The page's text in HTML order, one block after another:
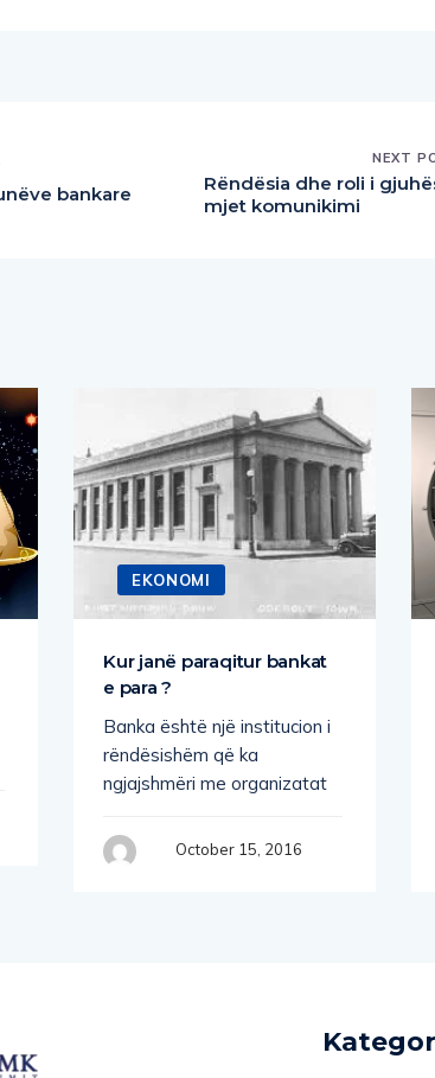
bankare
NEXT
Rëndësia dhe roli i
mjet komunikimi
EKONOMI
Kur janë paraqitur bankat
e para ?
Banka është një institucion i
rëndësishëm që ka
ngjajshmëri me organizatat
October 15, 2016